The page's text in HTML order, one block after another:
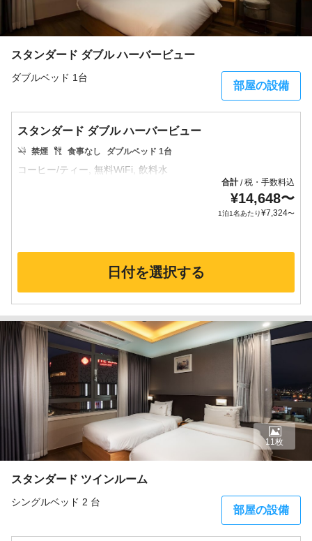
スタンダード ダブル ハーバービュー
ダブルベッド 1台
部屋の設備
スタンダード ダブル ハーバービュー
禁煙 食事なし ダブルベッド 1台
合計/税・手数料込
¥14,648〜
1泊1名あたり¥7,324〜
日付を選択する
スタンダード ツインルーム
シングルベッド 2 台
部屋の設備
11枚